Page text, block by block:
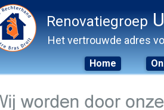
Renovatiegroep
Het vertrouwde adres
Home